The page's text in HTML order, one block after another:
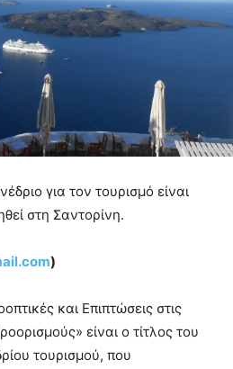
για τον τουρισμό είναι
στη Σαντορίνη.
.com)
και Επιπτώσεις στις
είναι ο τίτλος του
τουρισμού, που